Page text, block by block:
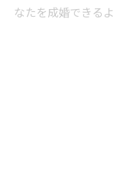
なたを成婚できる